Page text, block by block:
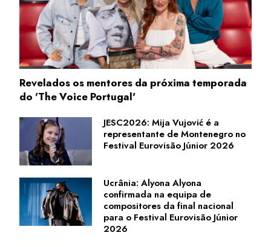
Revelados os mentores da próxima temporada
do 'The Voice Portugal'
JESC2026: Mija Vujović é a
representante de Montenegro no
Festival Eurovisão Júnior 2026
Ucrânia: Alyona Alyona
confirmada na equipa de
compositores da final nacional
para o Festival Eurovisão Júnior
2026